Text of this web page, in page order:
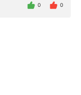
Выглядит
0 0